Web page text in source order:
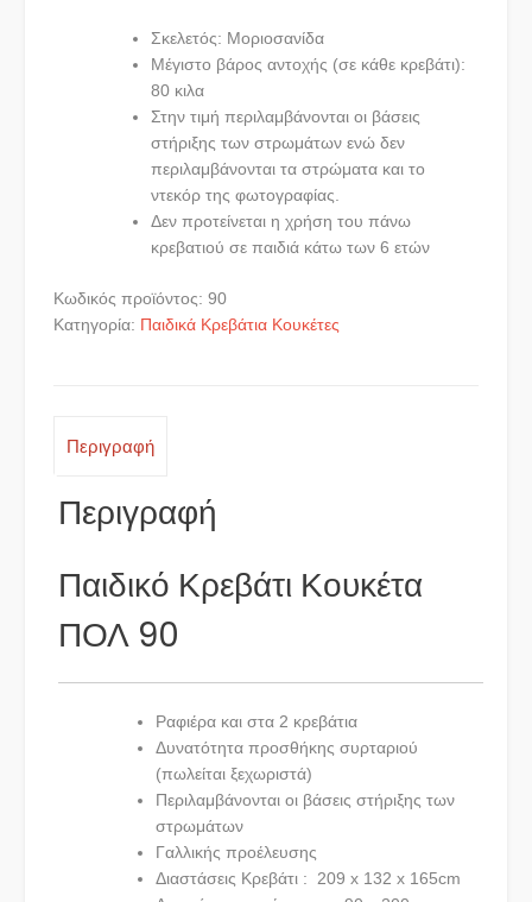
Σκελετός: Μοριοσανίδα
Μέγιστο βάρος αντοχής (σε κάθε κρεβάτι):
80 κιλα
Στην τιμή περιλαμβάνονται οι βάσεις
στήριξης των στρωμάτων ενώ δεν
περιλαμβάνονται τα στρώματα και το
ντεκόρ της φωτογραφίας.
Δεν προτείνεται η χρήση του πάνω
κρεβατιού σε παιδιά κάτω των 6 ετών
Κωδικός προϊόντος: 90
Κατηγορία: Παιδικά Κρεβάτια Κουκέτες
Περιγραφή
Περιγραφή
Παιδικό Κρεβάτι Κουκέτα
ΠΟΛ 90
Ραφιέρα και στα 2 κρεβάτια
Δυνατότητα προσθήκης συρταριού
(πωλείται ξεχωριστά)
Περιλαμβάνονται οι βάσεις στήριξης των
στρωμάτων
Γαλλικής προέλευσης
Διαστάσεις Κρεβάτι : 209 x 132 x 165cm